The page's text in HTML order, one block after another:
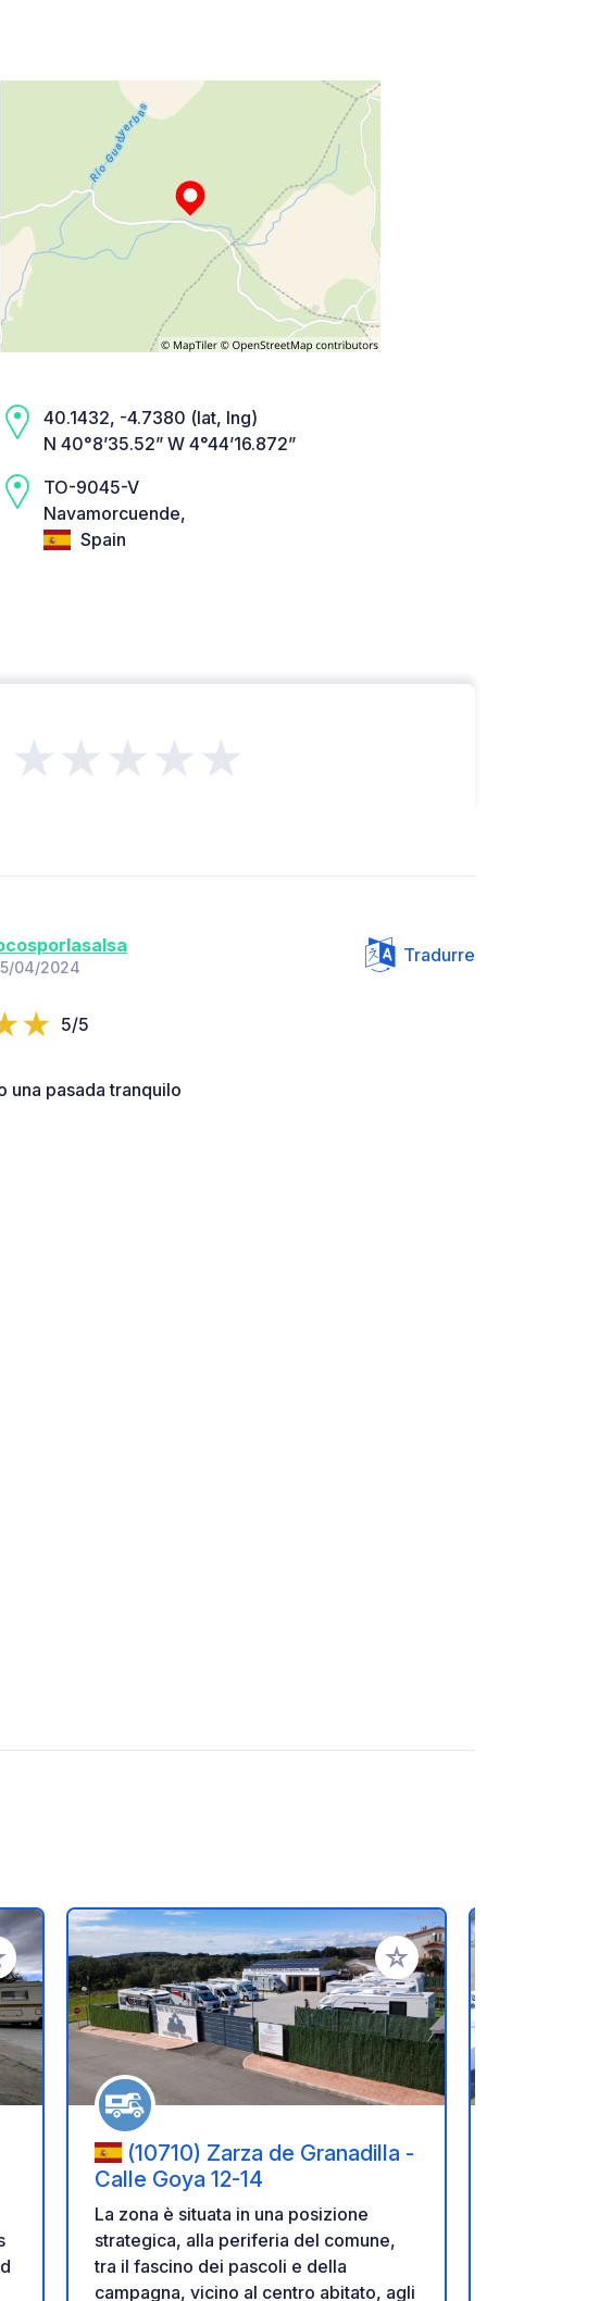
40.1432, -4.7380 (lat, lng)
N 40°8’35.52” W 4°44’16.872”
TO-9045-V
Navamorcuende,
Spain
★★★★★
04/2024
Tradurre
5/5
una pasada tranquilo
ai tuoi preferiti Aggiungi ai tuoi preferiti
(10710) Zarza de Granadilla -
Calle Goya 12-14
La zona è situata in una posizione
strategica, alla periferia del comune,
tra il fascino dei pascoli e della
campagna, vicino al centro abitato, agli